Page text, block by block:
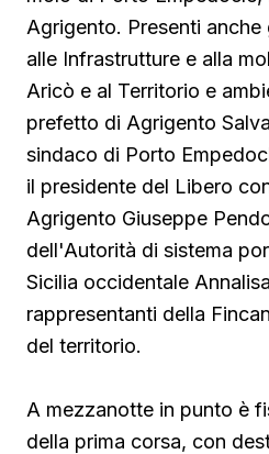
Agrigento. Presenti anche
alle Infrastrutture e alla
Aricò e al Territorio e
prefetto di Agrigento
sindaco di Porto
il presidente del Libero
Agrigento Giuseppe
dell'Autorità di sistema
Sicilia occidentale
rappresentanti della
del territorio.
A mezzanotte in punto è
della prima corsa, con